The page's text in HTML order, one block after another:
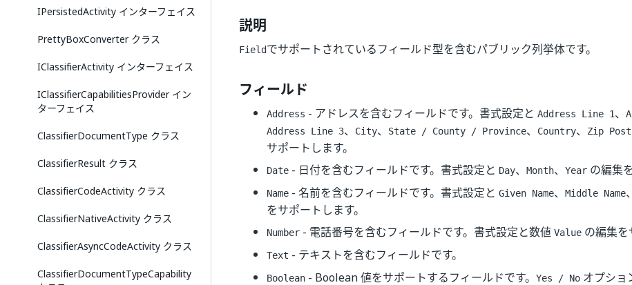
IPersistedActivity インターフェイス
PrettyBoxConverter クラス
IClassifierActivity インターフェイス
IClassifierCapabilitiesProvider イン
ターフェイス
ClassifierDocumentType クラス
ClassifierResult クラス
ClassifierCodeActivity クラス
ClassifierNativeActivity クラス
ClassifierAsyncCodeActivity クラス
ClassifierDocumentTypeCapability
説明
Fieldでサポートされているフィールド型を含むパブリック列挙体です。
フィールド
Address - アドレスを含むフィールドです。書式設定と Address Line 1、
Address Line 3、 City、 State / County / Province、 Country、 Zip
サポートします。
Date - 日付を含むフィールドです。書式設定と Day、 Month、 Year の編集
Name - 名前を含むフィールドです。書式設定と Given Name、 Middle Name、
をサポートします。
Number - 電話番号を含むフィールドです。書式設定と数値 Value の編集を
Text - テキストを含むフィールドです。
Boolean - Boolean 値をサポートするフィールドです。 Yes / No オプショ